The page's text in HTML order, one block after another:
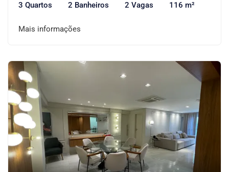
3 Quartos 2 Banheiros 2 Vagas 116 m²
Mais informações